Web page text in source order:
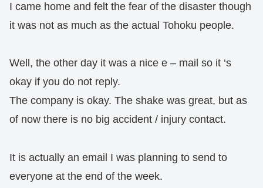
I came home and felt the fear of the disaster though
it was not as much as the actual Tohoku people.
Well, the other day it was a nice e – mail so it ‘s
okay if you do not reply.
The company is okay. The shake was great, but as
of now there is no big accident / injury contact.
It is actually an email I was planning to send to
everyone at the end of the week.